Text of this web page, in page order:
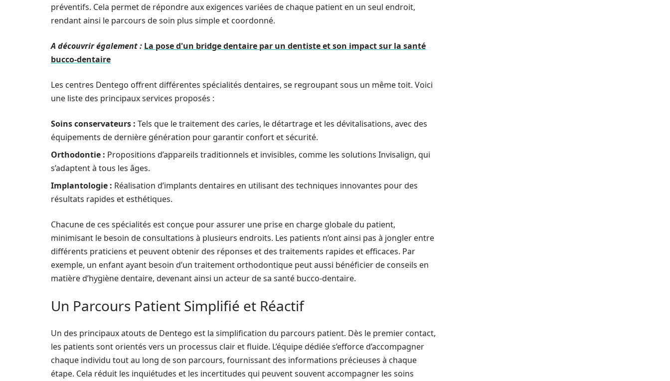
préventifs. Cela permet de répondre aux exigences variées de chaque patient en un seul endroit,
rendant ainsi le parcours de soin plus simple et coordonné.
A découvrir également : La pose d'un bridge dentaire par un dentiste et son impact sur la santé
bucco-dentaire
Les centres Dentego offrent différentes spécialités dentaires, se regroupant sous un même toit. Voici
une liste des principaux services proposés :
Soins conservateurs : Tels que le traitement des caries, le détartrage et les dévitalisations, avec des
équipements de dernière génération pour garantir confort et sécurité.
Orthodontie : Propositions d’appareils traditionnels et invisibles, comme les solutions Invisalign, qui
s’adaptent à tous les âges.
Implantologie : Réalisation d’implants dentaires en utilisant des techniques innovantes pour des
résultats rapides et esthétiques.
Chacune de ces spécialités est conçue pour assurer une prise en charge globale du patient,
minimisant le besoin de consultations à plusieurs endroits. Les patients n’ont ainsi pas à jongler entre
différents praticiens et peuvent obtenir des réponses et des traitements rapides et efficaces. Par
exemple, un enfant ayant besoin d’un traitement orthodontique peut aussi bénéficier de conseils en
matière d’hygiène dentaire, devenant ainsi un acteur de sa santé bucco-dentaire.
Un Parcours Patient Simplifié et Réactif
Un des principaux atouts de Dentego est la simplification du parcours patient. Dès le premier contact,
les patients sont orientés vers un processus clair et fluide. L’équipe dédiée s’efforce d’accompagner
chaque individu tout au long de son parcours, fournissant des informations précieuses à chaque
étape. Cela réduit les inquiétudes et les incertitudes qui peuvent souvent accompagner les soins